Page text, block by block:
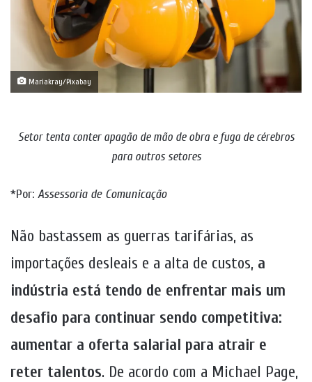
Mariakray/Pixabay
Setor tenta conter apagão de mão de obra e fuga de cérebros
para outros setores
*Por: Assessoria de Comunicação
Não bastassem as guerras tarifárias, as
importações desleais e a alta de custos, a
indústria está tendo de enfrentar mais um
desafio para continuar sendo competitiva:
aumentar a oferta salarial para atrair e
reter talentos. De acordo com a Michael Page,